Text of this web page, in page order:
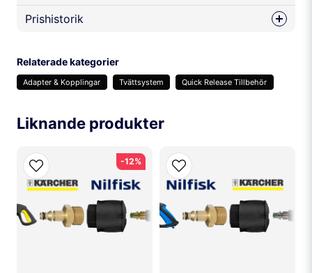
question
email
Mejladress
Ja, ni får publicera min fråga
Prishistorik
Relaterade kategorier
Adapter & Kopplingar Tvättsystem Quick Release Tillbehör
Liknande produkter
-12%